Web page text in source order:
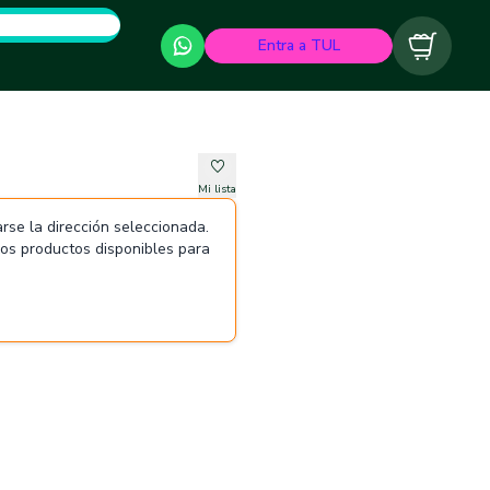
Entra a TUL Carrito
Mi lista
la dirección seleccionada.
productos disponibles para